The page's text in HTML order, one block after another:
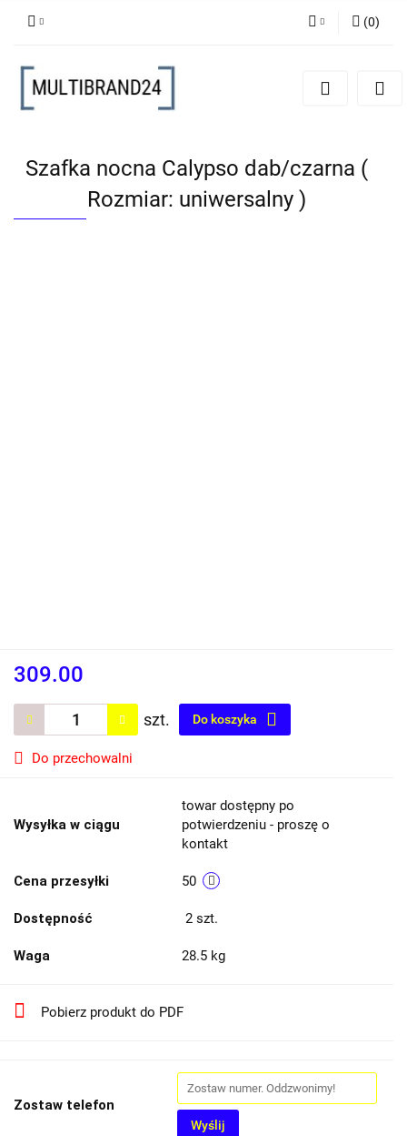
Zarejestruj się
(0)
Szafka nocna Calypso dab/czarna (
Rozmiar: uniwersalny )
309.00
szt. Do koszyka
Do przechowalni
Wysyłka w ciągu
towar dostępny po
potwierdzeniu - proszę o
kontakt
Cena przesyłki 50
Dostępność 2 szt.
Waga 28.5 kg
Pobierz produkt do PDF
Zostaw telefon
Wyślij